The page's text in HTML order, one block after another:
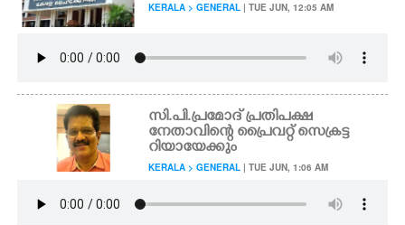
KERALA > GENERAL | TUE JUN, 12:05 AM
സി.പി.പ്രമോദ് പ്രതിപക്ഷ
നേതാവിന്റെ പ്രൈവറ്റ് സെക്രട്ട
റിയായേക്കും
KERALA > GENERAL | TUE JUN, 1:06 AM